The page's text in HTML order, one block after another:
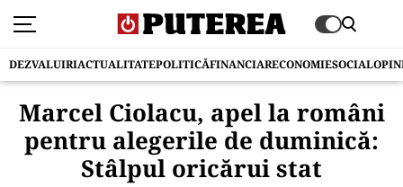
DEZVALUIRIACTUALITATEPOLITICĂFINANCIARECONOMIESOCIAL
Marcel Ciolacu, apel la români
pentru alegerile de duminică:
Stâlpul oricărui stat